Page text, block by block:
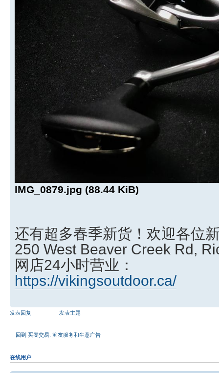
IMG_0879.jpg (88.44 KiB)
还有超多春季新货！欢迎各位
250 West Beaver Creek Rd,
网店24小时营业：
https://vikingsoutdoor.ca/
发表回复 发表主题
回到 买卖交易. 渔友服务和生意广告
在线用户